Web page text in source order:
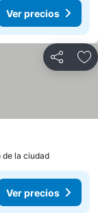
Ver precios
Compartir
de la ciudad
Ver precios